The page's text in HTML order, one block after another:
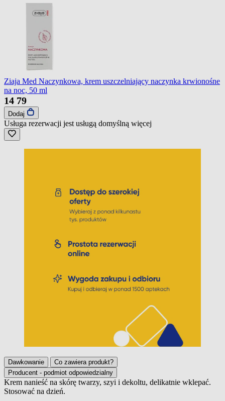
Ziaja Med Naczynkowa, krem uszczelniający naczynka krwionośne
na noc, 50 ml
14 79
Dodaj
Usługa rezerwacji jest usługą domyślną więcej
Dawkowanie
Co zawiera produkt?
Producent - podmiot odpowiedzialny
Dawkowanie
Krem nanieść na skórę twarzy, szyi i dekoltu, delikatnie wklepać.
Stosować na dzień.